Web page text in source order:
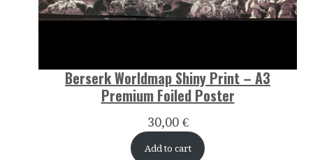
Berserk Worldmap Shiny Print – A3
Premium Foiled Poster
30,00 €
Add to cart